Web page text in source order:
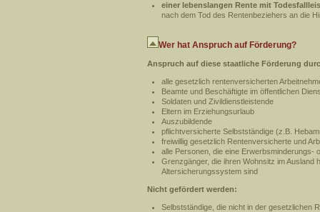
einer lebenslangen Rente mit
nach dem Tod des Rentenbeziehers an die
Wer hat Anspruch auf Förderung?
Anspruch auf diese staatliche Förderung
alle gesetzlich rentenversicherten
Beamte und Beschäftigte im öffentlichen
Soldaten und Zivildienstleistende
Eltern im Erziehungsurlaub
Auszubildende
pflichtversicherte Selbstständige (z.B.
freiwillig gesetzlich Rentenversicherte und
alle Personen, die eine Erwerbsminderungs-
Grenzgänger, die ihren Wohnsitz im
Altersicherungssystem sind
Nicht gefördert werden:
Selbstständige, die nicht in der gesetzlichen